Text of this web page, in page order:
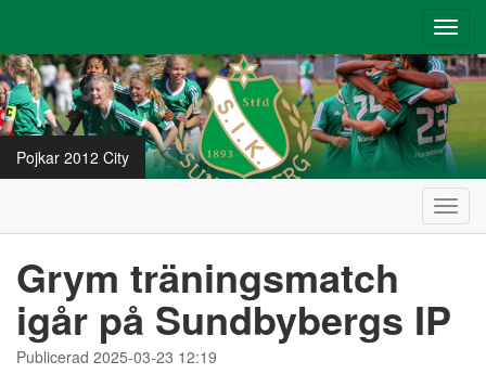
Pojkar 2012 City
Grym träningsmatch
igår på Sundbybergs IP
Publicerad 2025-03-23 12:19